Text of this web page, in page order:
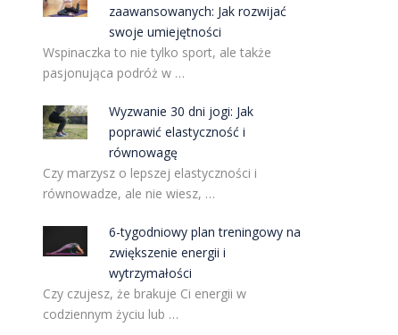
zaawansowanych: Jak rozwijać
swoje umiejętności
Wspinaczka to nie tylko sport, ale także
pasjonująca podróż w …
Wyzwanie 30 dni jogi: Jak
poprawić elastyczność i
równowagę
Czy marzysz o lepszej elastyczności i
równowadze, ale nie wiesz, …
6-tygodniowy plan treningowy na
zwiększenie energii i
wytrzymałości
Czy czujesz, że brakuje Ci energii w
codziennym życiu lub …